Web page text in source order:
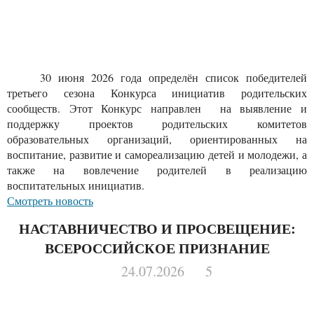
30 июня 2026 года определён список победителей
третьего сезона Конкурса инициатив родительских
сообществ. Этот Конкурс направлен на выявление и
поддержку проектов родительских комитетов
образовательных организаций, ориентированных на
воспитание, развитие и самореализацию детей и молодежи, а
также на вовлечение родителей в реализацию
воспитательных инициатив.
Смотреть новость
НАСТАВНИЧЕСТВО И ПРОСВЕЩЕНИЕ:
ВСЕРОССИЙСКОЕ ПРИЗНАНИЕ
24.07.2026 5